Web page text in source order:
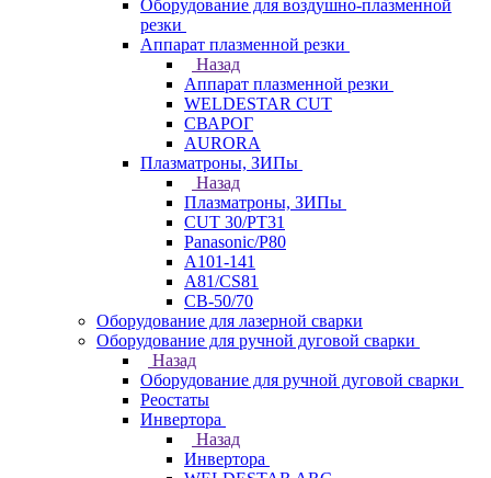
Оборудование для воздушно-плазменной
резки
Аппарат плазменной резки
Назад
Аппарат плазменной резки
WELDESTAR CUT
СВАРОГ
AURORA
Плазматроны, ЗИПы
Назад
Плазматроны, ЗИПы
CUT 30/PT31
Panasonic/P80
А101-141
А81/CS81
СВ-50/70
Оборудование для лазерной сварки
Оборудование для ручной дуговой сварки
Назад
Оборудование для ручной дуговой сварки
Реостаты
Инвертора
Назад
Инвертора